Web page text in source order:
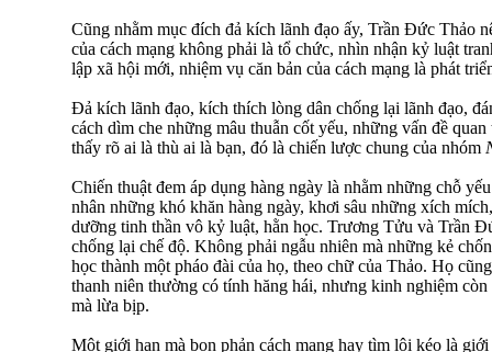
Cũng nhằm mục đích đả kích lãnh đạo ấy, Trần Đức Thảo
của cách mạng không phải là tổ chức, nhìn nhận kỷ luật
lập xã hội mới, nhiệm vụ căn bản của cách mạng là phát
Đả kích lãnh đạo, kích thích lòng dân chống lại lãnh đạo,
cách dìm che những mâu thuẫn cốt yếu, những vấn đề
thấy rõ ai là thù ai là bạn, đó là chiến lược chung của nhóm
Chiến thuật đem áp dụng hàng ngày là nhằm những chỗ
nhân những khó khăn hàng ngày, khơi sâu những xích
dưỡng tinh thần vô kỷ luật, hằn học. Trương Tửu và Trần
chống lại chế độ. Không phải ngẫu nhiên mà những kẻ
học thành một pháo đài của họ, theo chữ của Thảo. Họ
thanh niên thường có tính hăng hái, nhưng kinh nghiệm
mà lừa bịp.
Một giới hạn mà bọn phản cách mạng hay tìm lôi kéo là